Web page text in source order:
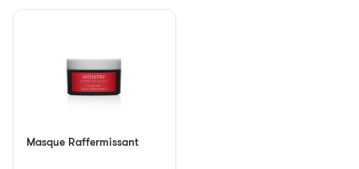
Masque Raffermissant